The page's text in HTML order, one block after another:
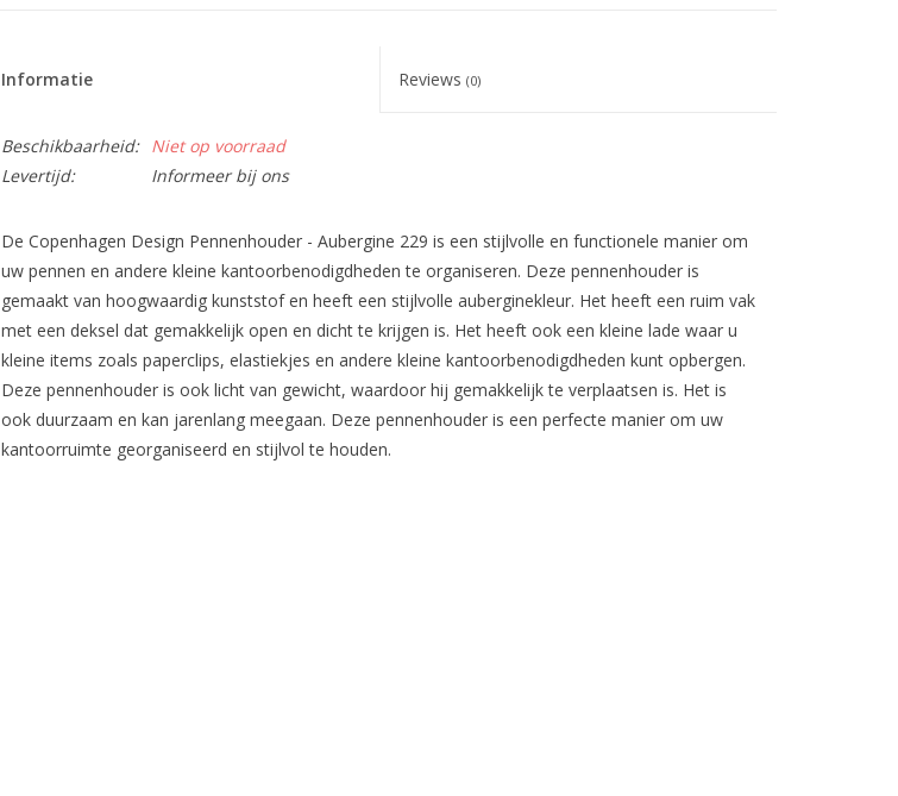
Informatie Reviews(0)
Beschikbaarheid:
Niet op voorraad
Levertijd:
Informeer bij ons
De Copenhagen Design Pennenhouder - Aubergine 229 is een stijlvolle en functionele manier om
uw pennen en andere kleine kantoorbenodigdheden te organiseren. Deze pennenhouder is
gemaakt van hoogwaardig kunststof en heeft een stijlvolle auberginekleur. Het heeft een ruim vak
met een deksel dat gemakkelijk open en dicht te krijgen is. Het heeft ook een kleine lade waar u
kleine items zoals paperclips, elastiekjes en andere kleine kantoorbenodigdheden kunt opbergen.
Deze pennenhouder is ook licht van gewicht, waardoor hij gemakkelijk te verplaatsen is. Het is
ook duurzaam en kan jarenlang meegaan. Deze pennenhouder is een perfecte manier om uw
kantoorruimte georganiseerd en stijlvol te houden.